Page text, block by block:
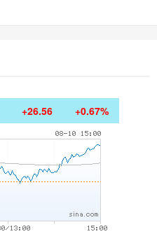
+26.56 +0.67%